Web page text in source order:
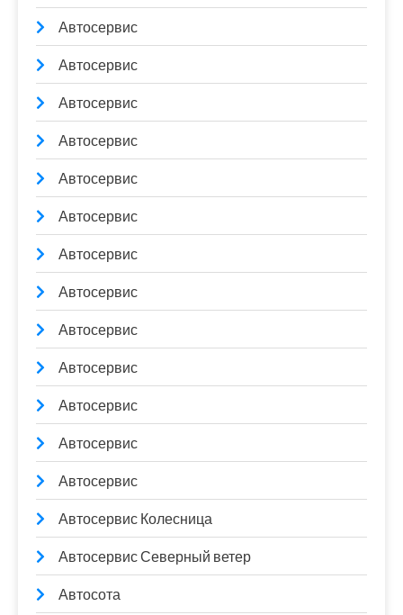
Автосервис
Автосервис
Автосервис
Автосервис
Автосервис
Автосервис
Автосервис
Автосервис
Автосервис
Автосервис
Автосервис
Автосервис
Автосервис
Автосервис Колесница
Автосервис Северный ветер
Автосота